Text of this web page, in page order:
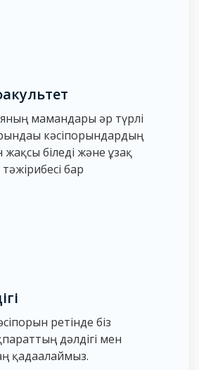
мамандары әр түрлі
кәсіпорындардың
жақсы біледі және ұзақ
бар
ретінде біз
дәлдігі мен
қадағалаймыз.